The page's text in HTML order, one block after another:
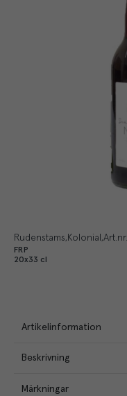
Rudenstams Kolonial Art.nr.
FRP
20x33 cl
Artikelinformation
Beskrivning
Märkningar